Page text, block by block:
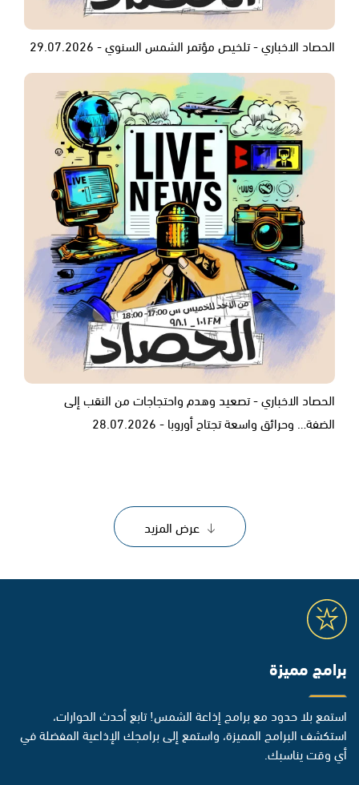
الحصاد الاخباري - تلخيص مؤتمر الشمس السنوي - 29.07.2026
الحصاد الاخباري - تصعيد وهدم واحتجاجات من النقب إلى
الضفة… وحرائق واسعة تجتاح أوروبا - 28.07.2026
عرض المزيد
برامج مميزة
استمع بلا حدود مع برامج إذاعة الشمس! تابع أحدث الحوارات،
استكشف البرامج المميزة، واستمع إلى برامجك الإذاعية المفضلة في
أي وقت يناسبك.